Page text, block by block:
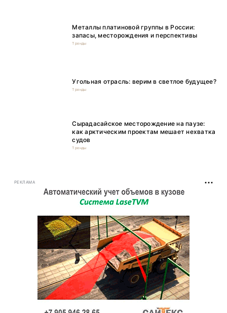
Металлы платиновой группы в России:
запасы, месторождения и перспективы
Тренды
Угольная отрасль: верим в светлое будущее?
Тренды
Сырадасайское месторождение на паузе:
как арктическим проектам мешает нехватка
судов
Тренды
РЕКЛАМА